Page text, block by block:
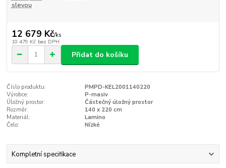
slevou
12 679 Kč/ks
10 479 Kč bez DPH
Přidat do košíku
Číslo produktu:
PMPD-KEL2001140220
Výrobce:
P-masiv
Úložný prostor:
Částečný úložný prostor
Rozměr:
140 x 220 cm
Materiál:
Lamino
Čelo:
Nízké
Kompletní specifikace